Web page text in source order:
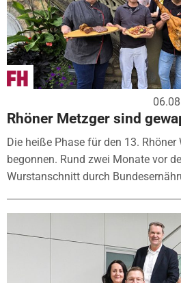
Rhöner Metzger sind
Die heiße Phase für den 13.
begonnen. Rund zwei Monate vor
Wurstanschnitt durch